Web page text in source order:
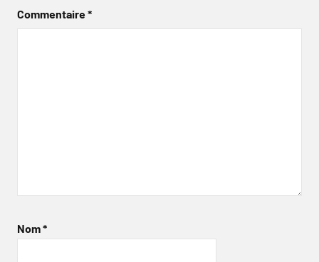
Commentaire*
Nom*